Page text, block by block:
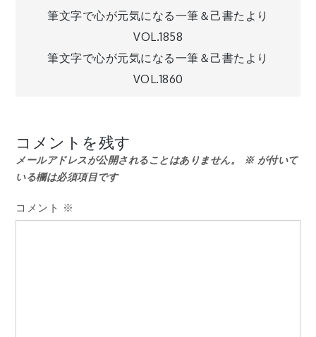
投
稿
ビ
ゲ
ー
筆文字で心が元気になる一筆＆己書たより
VOL.1858
筆文字で心が元気になる一筆＆己書たより
VOL.1860
コメントを残す
メールアドレスが公開されることはありません。 ※が付いて
いる欄は必須項目です
コメント ※